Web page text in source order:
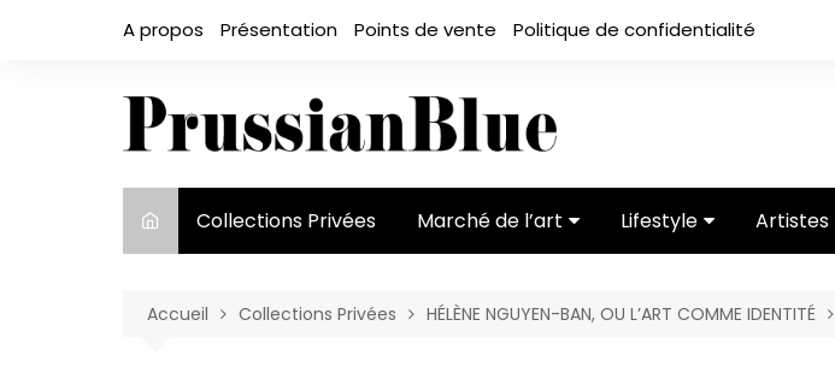
A propos Présentation Points de vente Politique de confidentialité
Collections Privées Marché de l’art
acteurs
Lifestyle
Mode
Artistes
Entretiens
Accueil Collections Privées HÉLÈNE NGUYEN-BAN, OU L’ART COMME IDENTITÉ